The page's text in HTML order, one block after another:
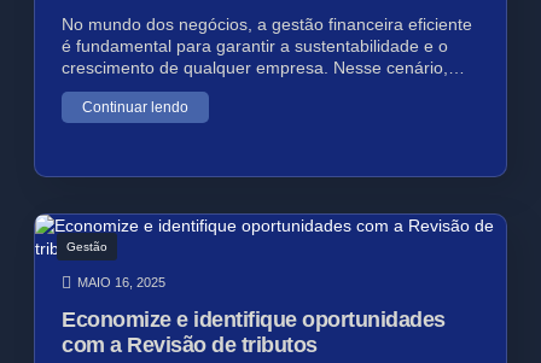
No mundo dos negócios, a gestão financeira eficiente
é fundamental para garantir a sustentabilidade e o
crescimento de qualquer empresa. Nesse cenário,…
Continuar lendo
Gestão
MAIO 16, 2025
Economize e identifique oportunidades
com a Revisão de tributos